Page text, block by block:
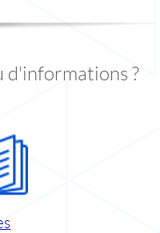
d'informations ?